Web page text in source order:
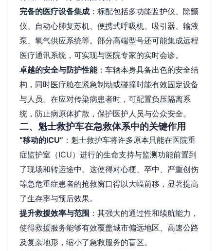
完备的医疗设备集成 ：标配包括多功能监护仪、除颤
仪、自动心肺复苏机、便携式呼吸机、吸引器、输液
泵、氧气供应系统等。部分高端型号还可能集成远程
医疗通讯系统，可实现与医院专家的实时会诊。
卓越的安全与防护性能：车辆本身具备出色的安全结
构，同时医疗舱在紧急制动或碰撞时能有效固定设备
与人员。在应对传染病患者时，可配置负压隔离系
统，防止病原体扩散，保护医护人员与公众安全。
二、魁士救护车在急救体系中的关键作用
“移动的ICU” ：魁士救护车将许多原本只能在医院重
症监护室（ICU）进行的生命支持与监测功能前置到
了现场和转运途中。这使得对心梗、卒中、严重创伤
等急危重症患者的抢救窗口得以大幅前移，显著提高
了生存率与预后效果。
提升救援效率与范围 ：其强大的通过性和续航能力，
使得救援服务能够有效覆盖城市偏远地区、高速公路
及复杂地形，缩小了急救服务的盲区。